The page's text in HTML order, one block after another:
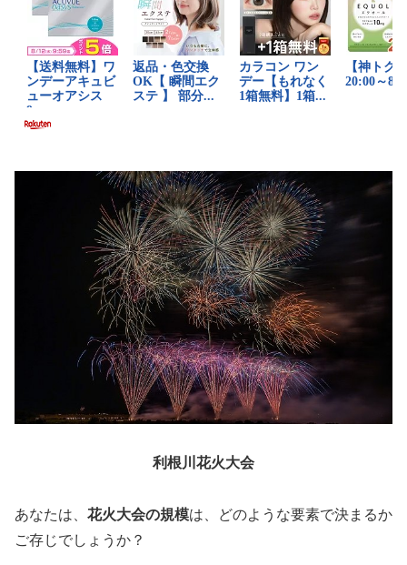
利根川花火大会
あなたは、 花火大会の規模は、どのような要素で決まるか
ご存じでしょうか？